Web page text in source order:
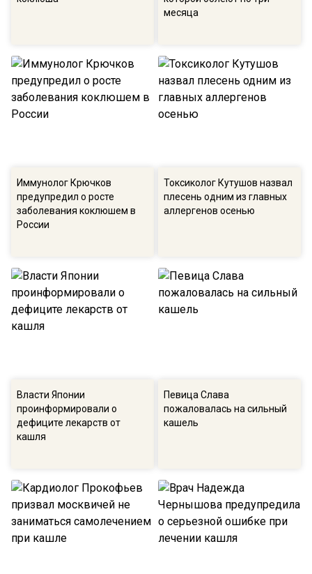
месяца
Иммунолог Крючков
предупредил о росте
заболевания коклюшем в
России
Токсиколог Кутушов назвал
плесень одним из главных
аллергенов осенью
Власти Японии
проинформировали о
дефиците лекарств от
кашля
Певица Слава
пожаловалась на сильный
кашель